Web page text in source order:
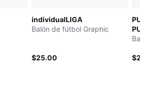
individualLIGA
Balón de fútbol Graphic
$25.00